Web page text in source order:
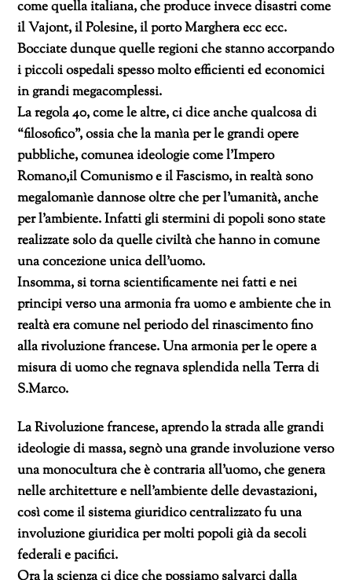
come quella italiana, che produce invece disastri come
il Vajont, il Polesine, il porto Marghera ecc ecc.
Bocciate dunque quelle regioni che stanno accorpando
i piccoli ospedali spesso molto efficienti ed economici
in grandi megacomplessi.
La regola 40, come le altre, ci dice anche qualcosa di
“filosofico”, ossia che la manìa per le grandi opere
pubbliche, comunea ideologie come l’Impero
Romano,il Comunismo e il Fascismo, in realtà sono
megalomanìe dannose oltre che per l’umanità, anche
per l’ambiente. Infatti gli stermini di popoli sono state
realizzate solo da quelle civiltà che hanno in comune
una concezione unica dell’uomo.
Insomma, si torna scientificamente nei fatti e nei
principi verso una armonia fra uomo e ambiente che in
realtà era comune nel periodo del rinascimento fino
alla rivoluzione francese. Una armonia per le opere a
misura di uomo che regnava splendida nella Terra di
S.Marco.
La Rivoluzione francese, aprendo la strada alle grandi
ideologie di massa, segnò una grande involuzione verso
una monocultura che è contraria all’uomo, che genera
nelle architetture e nell’ambiente delle devastazioni,
così come il sistema giuridico centralizzato fu una
involuzione giuridica per molti popoli già da secoli
federali e pacifici.